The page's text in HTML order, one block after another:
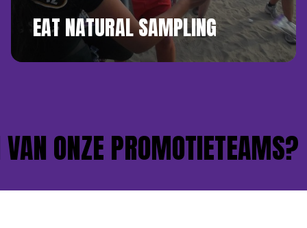
EAT NATURAL SAMPLING
ONZE PROMOTIETEAMS?